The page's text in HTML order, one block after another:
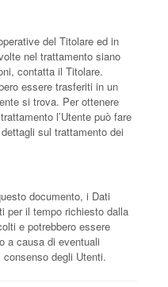
del Titolare ed in
nel trattamento siano
contatta il Titolare.
essere trasferiti in un
si trova. Per ottenere
l’Utente può fare
sul trattamento dei
documento, i Dati
per il tempo richiesto dalla
e potrebbero essere
a causa di eventuali
degli Utenti.